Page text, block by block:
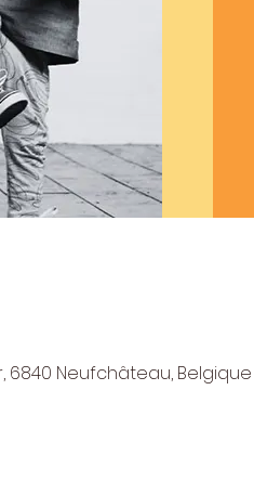
6840 Neufchâteau, Belgique